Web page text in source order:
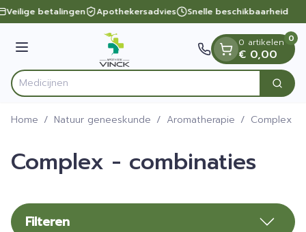
Ga naar de inhoud
1 van 1
Veilige betalingen Apothekersadvies Snelle beschikbaarheid
Menu
Product, merk, categorie... Zoek
0 artikelen
€ 0,00
0
Home / Natuur geneeskunde / Aromatherapie / Complex -
Complex - combinaties
Filteren